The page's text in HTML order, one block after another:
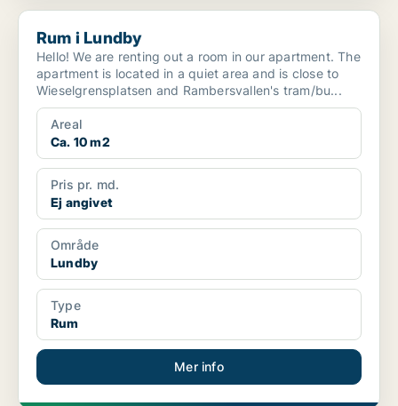
Rum i Lundby
Rum i Lundby
Hello! We are renting out a room in our apartment. The
apartment is located in a quiet area and is close to
Wieselgrensplatsen and Rambersvallen's tram/bu...
Areal
Ca. 10 m2
Pris pr. md.
Ej angivet
Område
Lundby
Type
Rum
Mer info